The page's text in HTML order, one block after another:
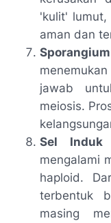
'kulit' lumut,
aman dan
Sporangium
jawab
meiosis.
Sel Induk
mengalami
haploid.
terbentuk
masing